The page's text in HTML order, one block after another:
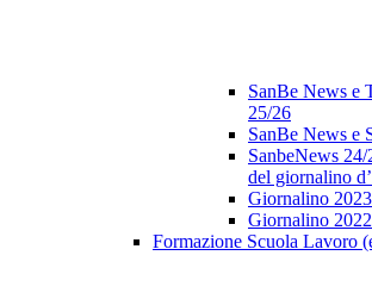
SanBe News e
25/26
SanBe News e
SanbeNews
del giornalino
Giornalino
Giornalino
Formazione Scuola Lavoro